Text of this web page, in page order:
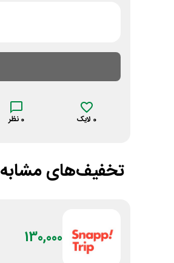
0 لایک 0 نظر
تخفیف‌های مشابه
130,000